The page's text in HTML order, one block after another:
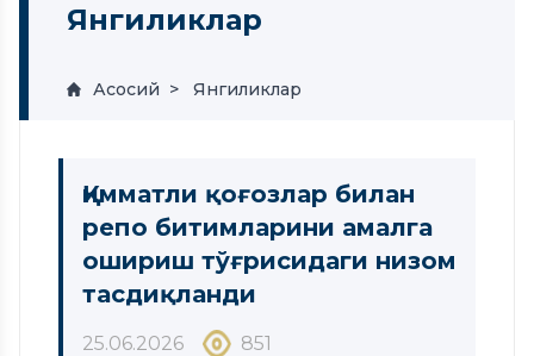
Янгиликлар
Асосий Янгиликлар
Қимматли қоғозлар билан
репо битимларини амалга
ошириш тўғрисидаги низом
тасдиқланди
25.06.2026 851